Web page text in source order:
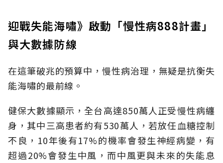
迎戰失能海嘯》啟動「慢性病888計畫」
與大數據防線
在這筆破兆的預算中，慢性病治理，無疑是抗衡失
能海嘯的最前線。
健保大數據顯示，全台高達850萬人正受慢性病纏
身，其中三高患者約有530萬人，若放任血糖控制
不良，10年後有17%的機率會發生神經病變，有
超過20%會發生中風，而中風更與未來的失能息